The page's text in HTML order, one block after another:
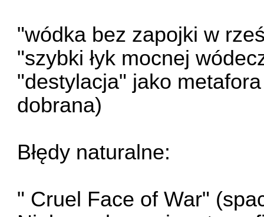
"wódka bez zapojki w
"szybki łyk mocnej
"destylacja" jako
dobrana)
Błędy naturalne:
" Cruel Face of War"